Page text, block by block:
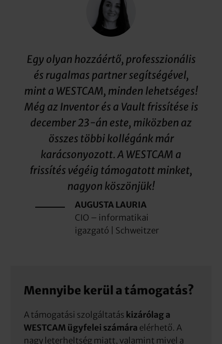
Egy olyan hozzáértő, professzionális
és rugalmas partner segítségével,
mint a WESTCAM, minden lehetséges!
Még az Inventor és a Vault frissítése is
december 23-án este, miközben az
összes többi kollégánk már
karácsonyozott. A WESTCAM a
frissítés végéig támogatott minket,
nagyon köszönjük!
AUGUSTA LAURIA
CIO – informatikai
igazgató | Schweitzer
Mennyibe kerül a támogatás?
A támogatási szolgáltatás kizárólag a
WESTCAM ügyfelei számára elérhető. A
nagy leterheltség miatt, valamint mivel a